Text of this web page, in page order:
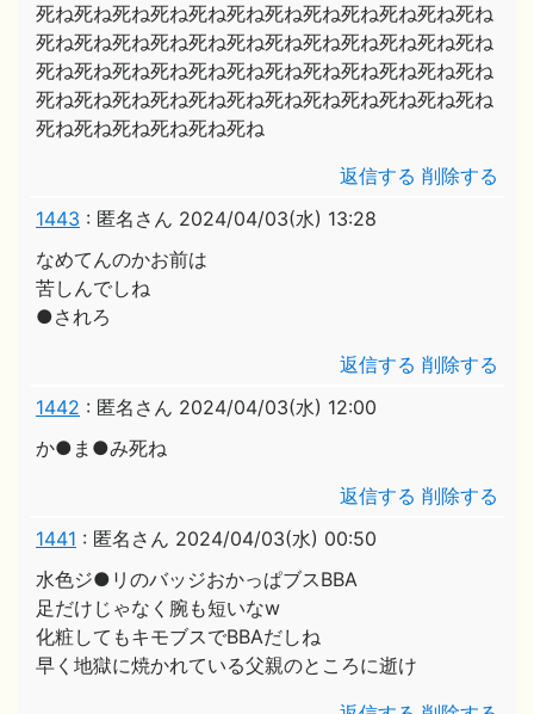
死ね死ね死ね死ね死ね死ね死ね死ね死ね死ね死ね死ね
死ね死ね死ね死ね死ね死ね死ね死ね死ね死ね死ね死ね
死ね死ね死ね死ね死ね死ね死ね死ね死ね死ね死ね死ね
死ね死ね死ね死ね死ね死ね死ね死ね死ね死ね死ね死ね
死ね死ね死ね死ね死ね死ね
返信する 削除する
1443 : 匿名さん 2024/04/03(水) 13:28
なめてんのかお前は
苦しんでしね
●されろ
返信する 削除する
1442 : 匿名さん 2024/04/03(水) 12:00
か●ま●み死ね
返信する 削除する
1441 : 匿名さん 2024/04/03(水) 00:50
水色ジ●リのバッジおかっぱブスBBA
足だけじゃなく腕も短いなw
化粧してもキモブスでBBAだしね
早く地獄に焼かれている父親のところに逝け